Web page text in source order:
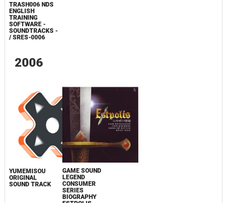
TRASH006 NDS
ENGLISH
TRAINING
SOFTWARE -
SOUNDTRACKS -
/ SRES-0006
2006
YUMEMISOU
ORIGINAL
SOUND TRACK
GAME SOUND
LEGEND
CONSUMER
SERIES
BIOGRAPHY